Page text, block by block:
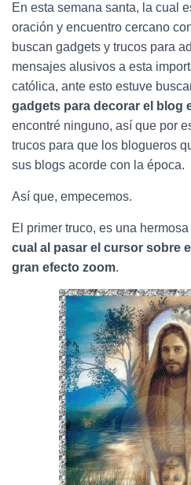
En esta semana santa, la cual
oración y encuentro cercano
buscan gadgets y trucos para
mensajes alusivos a esta
católica, ante esto estuve
gadgets para decorar el blog
encontré ninguno, así que por
trucos para que los blogueros
sus blogs acorde con la época.
Así que, empecemos.
El primer truco, es una hermosa
cual al pasar el cursor sobre
gran efecto zoom.